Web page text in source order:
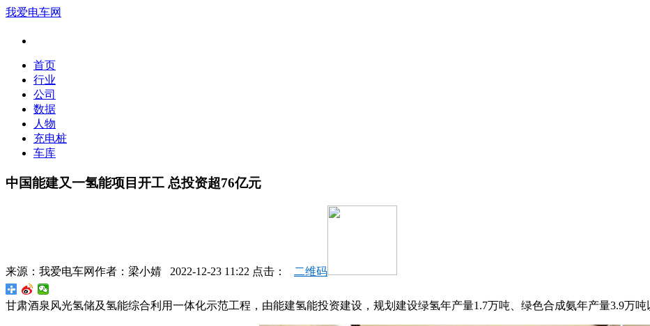
我爱电车网
首页
行业
公司
数据
人物
充电桩
车库
中国能建又一氢能项目开工 总投资超76亿元
来源： 我爱电车网作者： 梁小婧 2022-12-23 11:22 点击： 二维码
甘肃酒泉风光氢储及氢能综合利用一体化示范工程，由能建氢能投资建设，规划建设绿氢年产量1.7万吨、绿色合成氨年产量3.9万吨